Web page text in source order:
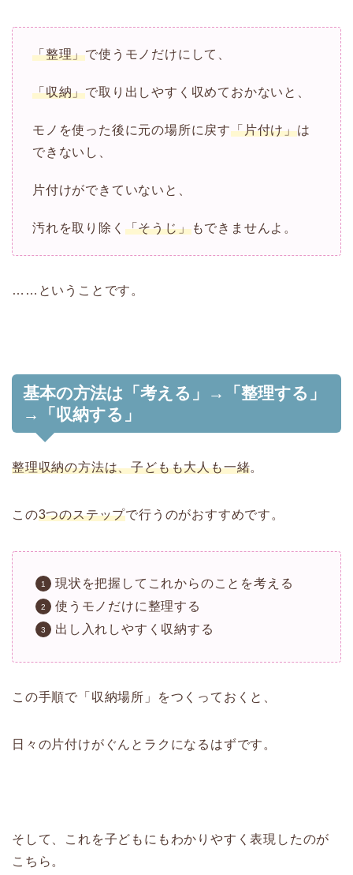
「整理」で使うモノだけにして、
「収納」で取り出しやすく収めておかないと、
モノを使った後に元の場所に戻す「片付け」は
できないし、
片付けができていないと、
汚れを取り除く 「そうじ」もできませんよ。
……ということです。
基本の方法は「考える」→「整理する」
→「収納する」
整理収納の方法は、子どもも大人も一緒。
この3つのステップで行うのがおすすめです。
現状を把握してこれからのことを考える
使うモノだけに整理する
出し入れしやすく収納する
この手順で「収納場所」をつくっておくと、
日々の片付けがぐんとラクになるはずです。
そして、これを子どもにもわかりやすく表現したのが
こちら。